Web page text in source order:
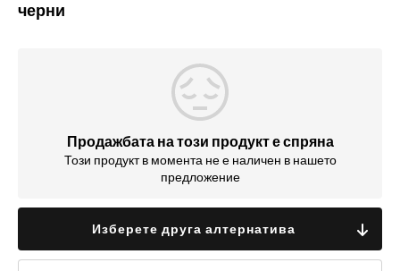
черни
Продажбата на този продукт е спряна
Този продукт в момента не е наличен в нашето
предложение
Изберете друга алтернатива